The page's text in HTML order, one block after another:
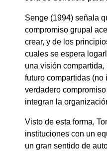
Senge (1994) señala
compromiso grupal
crear, y de los
cuales se espera
una visión
futuro compartidas (no
verdadero
integran la
Visto de esta forma,
instituciones con un
un gran sentido de